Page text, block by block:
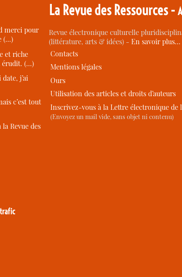
merci pour
(…)
et riche
érudit. (…)
j’ai
c’est tout
Revue des
La Revue des Ressources -
Revue électronique culturelle
(littérature, arts & idées) -En savoir plus…
Contacts
Mentions légales
Ours
Utilisation des articles et droits d’auteurs
Inscrivez-vous à la Lettre électronique de
(Envoyez un mail vide, sans objet ni contenu)